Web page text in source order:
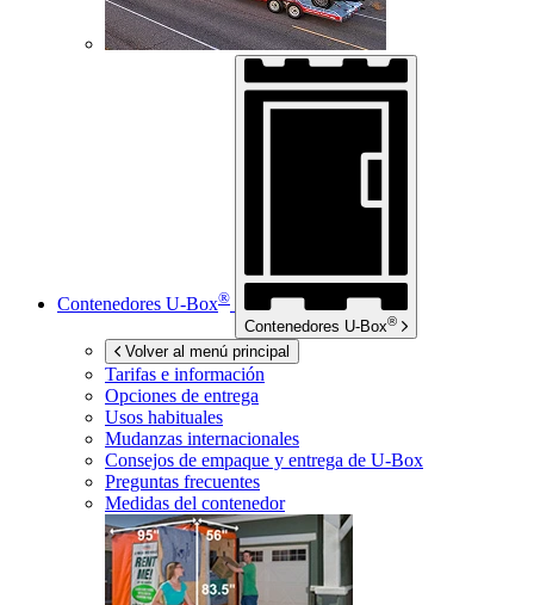
Contenedores U-Box®
Contenedores U-Box®
Volver al menú principal
Tarifas e información
Opciones de entrega
Usos habituales
Mudanzas internacionales
Consejos de empaque y entrega de U-Box
Preguntas frecuentes
Medidas del contenedor